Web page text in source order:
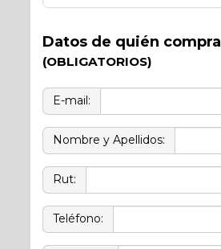
Datos de quién compra
(OBLIGATORIOS)
E-mail:
Nombre y Apellidos:
Rut:
Teléfono: